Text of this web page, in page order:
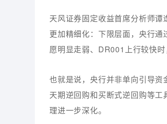
天风证券固定收益首席分析师
更加精细化：下限层面，央行
愿明显走弱、DR001上行较快时
也就是说，央行并非单向引导资
天期逆回购和买断式逆回购等
理进一步深化。